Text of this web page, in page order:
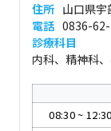
住所 山口県
電話 0836-
診療科目
内科、精神科
08:30~ 12:30